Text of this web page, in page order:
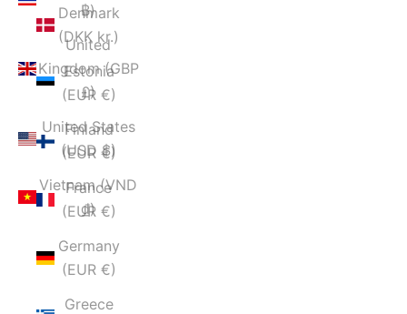
฿)
United
Kingdom (GBP
£)
United States
(USD $)
Vietnam (VND
₫)
Denmark
(DKK kr.)
Estonia
(EUR €)
Finland
(EUR €)
France
(EUR €)
Germany
(EUR €)
Greece